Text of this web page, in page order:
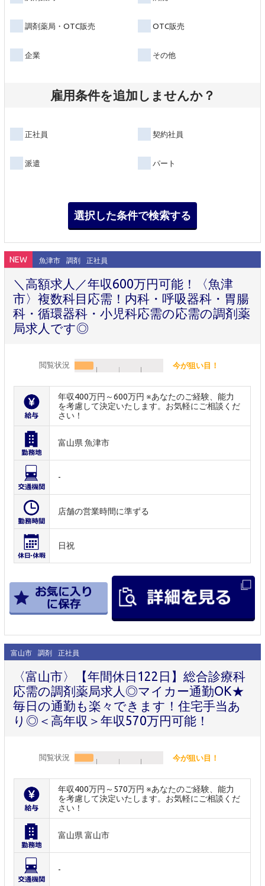
調剤薬局・OTC販売 OTC販売
企業 その他
雇用条件を追加しませんか？
正社員 契約社員
派遣 パート
NEW 魚津市 調剤 正社員
＼高額求人／年収600万円可能！〈魚津
市〉複数科目応需！内科・呼吸器科・胃腸
科・循環器科・小児科応需の応需の調剤薬
局求人です◎
閲覧状況 今が狙い目！
年収400万円～600万円 ※あなたのご経験、能力
を考慮して決定いたします。お気軽にご相談くだ
さい！
富山県 魚津市
-
店舗の営業時間に準ずる
日祝
富山市 調剤 正社員
〈富山市〉【年間休日122日】総合診療科
応需の調剤薬局求人◎マイカー通勤OK★
毎日の通勤も楽々できます！住宅手当あ
り◎＜高年収＞年収570万円可能！
閲覧状況 今が狙い目！
年収400万円～570万円 ※あなたのご経験、能力
を考慮して決定いたします。お気軽にご相談くだ
さい！
富山県 富山市
-